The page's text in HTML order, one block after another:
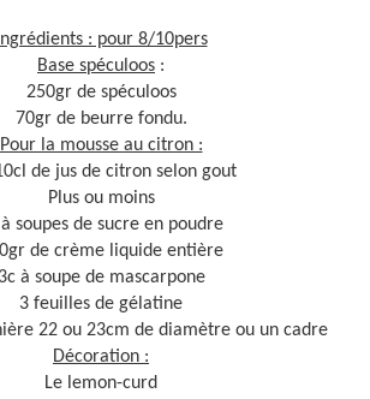
: pour 8/10pers
Base spéculoos :
250gr de spéculoos
70gr de beurre fondu.
Pour la mousse au citron :
de jus de citron selon gout
Plus ou moins
soupes de sucre en poudre
de crème liquide entière
3c à soupe de mascarpone
3 feuilles de gélatine
22 ou 23cm de diamètre ou un cadre
Décoration :
Le lemon-curd